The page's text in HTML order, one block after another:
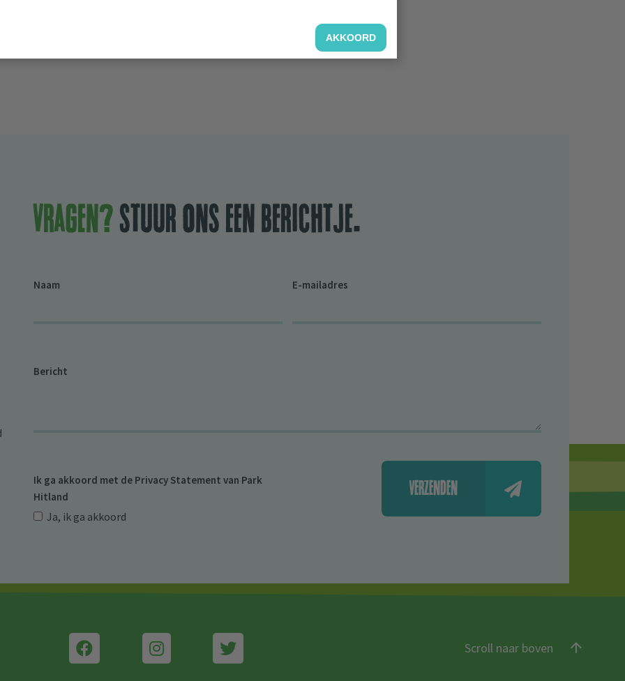
AKKOORD
Vragen?stuur ons een berichtje.
Naam E-mailadres
Bericht
Ik ga akkoord met de Privacy Statement van Park
Hitland
Ja, ik ga akkoord
VERZENDEN
Scroll naar boven